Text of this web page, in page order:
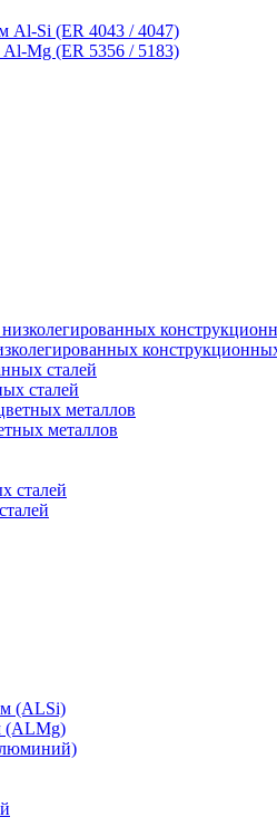
Al-Si (ER 4043 / 4047)
Mg (ER 5356 / 5183)
сталей
металлов
(ALSi)
(ALMg)